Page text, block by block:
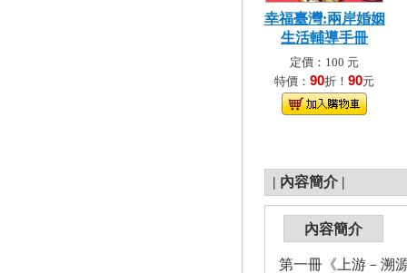
幸福臺灣:兩岸婚姻
生活輔導手冊
定價：100 元
特價： 90折！ 90元
| 內容簡介 |
內容簡介
第一冊《上游－溯